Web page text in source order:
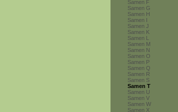
Samen F
Samen G
Samen H
Samen I
Samen J
Samen K
Samen L
Samen M
Samen N
Samen O
Samen P
Samen Q
Samen R
Samen S
Samen T
Samen U
Samen V
Samen W
Samen X